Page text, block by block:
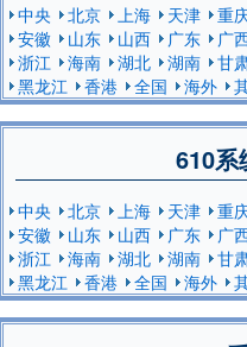
中央 北京 上海 天津 重
安徽
山东 山西 广东 广
浙江
海南 湖北 湖南 甘
黑龙江
香港 全国 海外
610系
中央 北京 上海 天津 重
安徽
山东 山西 广东 广
浙江
海南 湖北 湖南 甘
黑龙江
香港 全国 海外